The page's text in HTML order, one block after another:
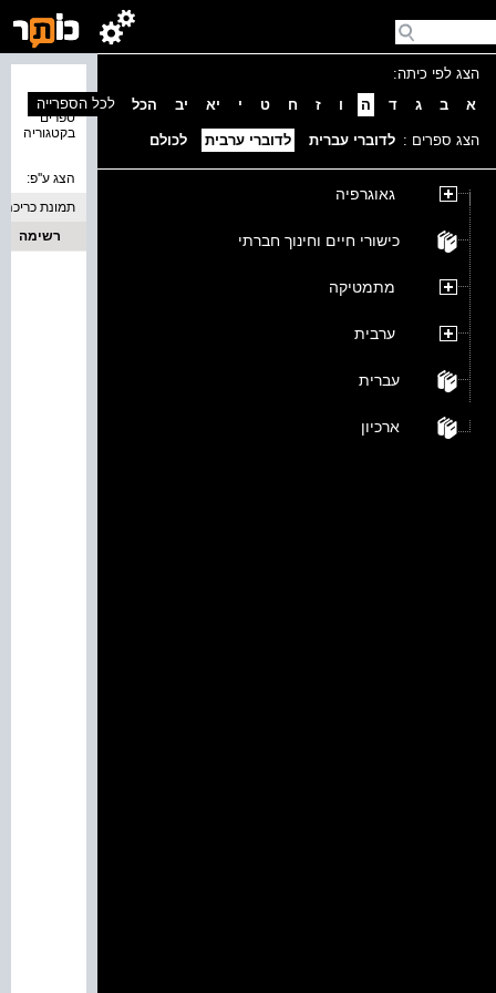
הצג לפי כיתה:
א
ב ג ד ה ו ז ח ט י יא יב הכל
הצג ספרים : לדוברי עברית לדוברי ערבית לכולם
גאוגרפיה
כישורי חיים וחינוך חברתי
מתמטיקה
ערבית
עברית
ארכיון
ספרים
בקטגוריה
לכל הספרייה
הצג ע''פ:
תמונת כריכה
רשימה